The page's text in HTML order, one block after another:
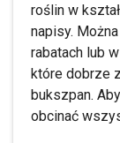
roślin w
napisy.
rabatach lub
które dobrze
bukszpan.
obcinać